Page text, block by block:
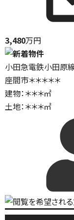
3,480万円
小田急電鉄小田
座間市＊＊＊＊＊
建物：＊＊＊㎡
土地：＊＊＊㎡